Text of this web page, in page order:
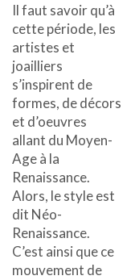
Il faut savoir qu’à
cette période, les
artistes et
joailliers
s’inspirent de
formes, de décors
et d’oeuvres
allant du Moyen-
Age à la
Renaissance.
Alors, le style est
dit Néo-
Renaissance.
C’est ainsi que ce
mouvement de